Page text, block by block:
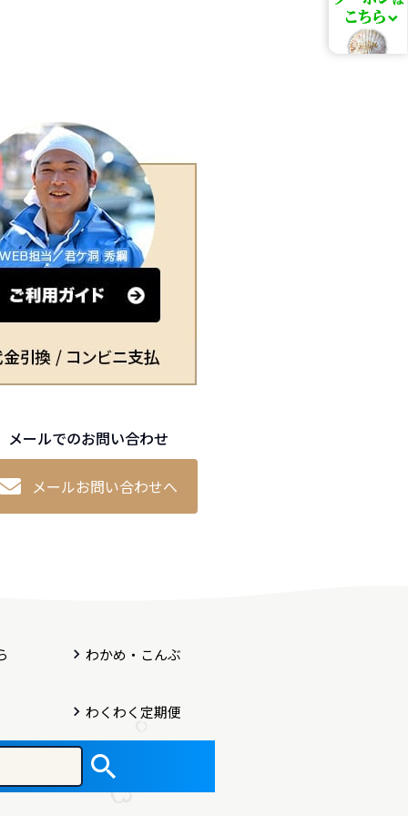
メールでのお問い合わせ
メールお問い合わせへ
わかめ・こんぶ
わくわく定期便